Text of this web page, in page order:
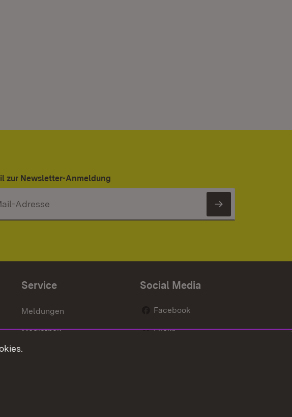
zur Newsletter-Anmeldung
Newsletter
Service
Meldungen
Mediathek
Publikationen
Social Media
Facebook
Flickr